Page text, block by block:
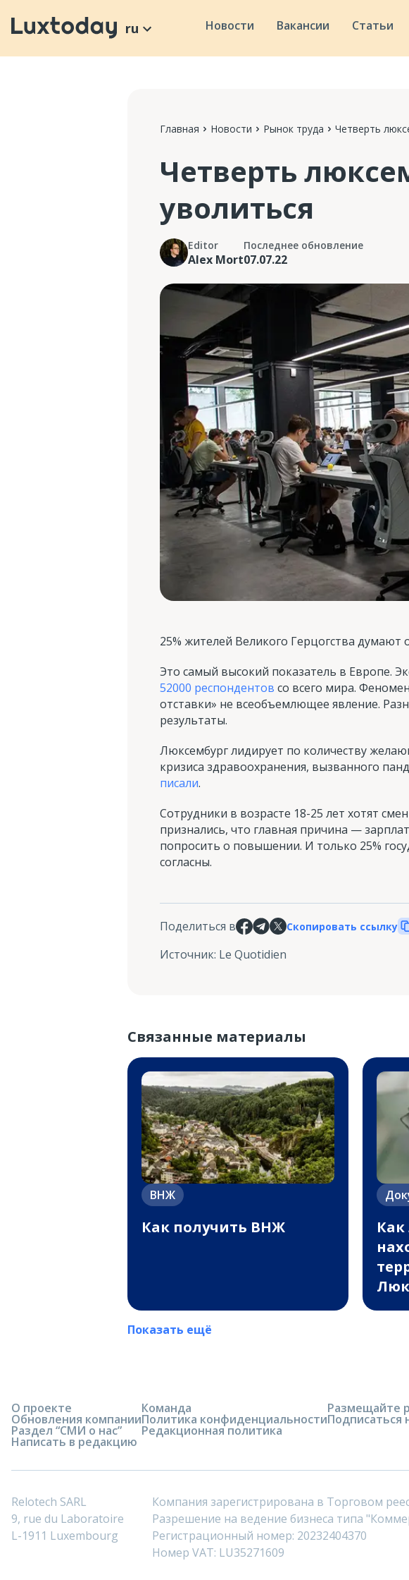
ru Новости Вакансии Статьи
Главная Новости Рынок труда Четверть
Четверть
уволиться
Editor
Alex Mort
Последнее обновление
07.07.22
25% жителей Великого Герцогства
Это самый высокий показатель в Европе.
52000 респондентов со всего мира.
отставки» не всеобъемлющее явление.
результаты.
Люксембург лидирует по количеству
кризиса здравоохранения, вызванного
писали.
Сотрудники в возрасте 18-25 лет хотят
признались, что главная причина —
попросить о повышении. И только 25%
согласны.
Поделиться в Скопировать ссылку
Источник: Le Quotidien
Связанные материалы
ВНЖ
Как получить ВНЖ
Как
Показать ещё
О проекте
Обновления компании
Раздел “СМИ о нас”
Написать в редакцию
Команда
Политика конфиденциальности
Редакционная политика
Размещайте
Подписаться
Relotech SARL
9, rue du Laboratoire
L-1911 Luxembourg
Компания зарегистрирована в Торговом
Разрешение на ведение бизнеса типа
Регистрационный номер: 20232404370
Номер VAT: LU35271609